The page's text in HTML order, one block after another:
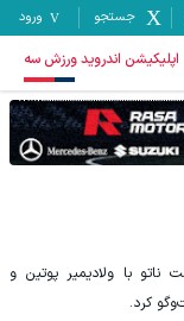
جستجو ورود
اپلیکیشن اندروید ورزش سه
ناتو با ولادیمیر پوتین و
کرد.